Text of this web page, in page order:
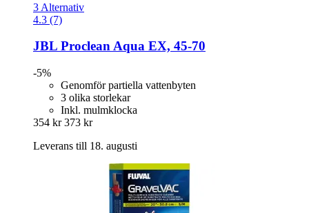
3 Alternativ
4.3 (7)
JBL Proclean Aqua EX, 45-​70
-5%
Genomför partiella vattenbyten
3 olika storlekar
Inkl. mulmklocka
354 kr 373 kr
Leverans till 18. augusti